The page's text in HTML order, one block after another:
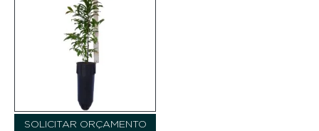
SOLICITAR ORÇAMENTO